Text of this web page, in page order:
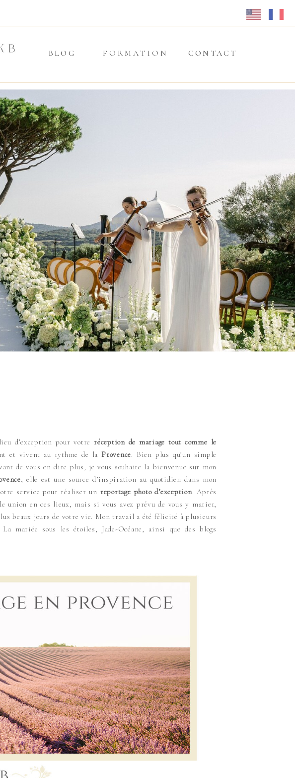
BLOG CONTACT
FORMATION
d’exception pour votreréception de mariage tout comme le
et vivent au rythme de la Provence. Bien plus qu’un simple
de vous en dire plus, je vous souhaite la bienvenue sur mon
, elle est une source d’inspiration au quotidien dans mon
service pour réaliser un reportage photo d’exception. Après
union en ces lieux, mais si vous avez prévu de vous y marier,
beaux jours de votre vie. Mon travail a été félicité à plusieurs
mariée sous les étoiles, Jade-Océane, ainsi que des blogs